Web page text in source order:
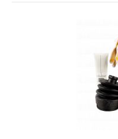
ШРУС внутренний